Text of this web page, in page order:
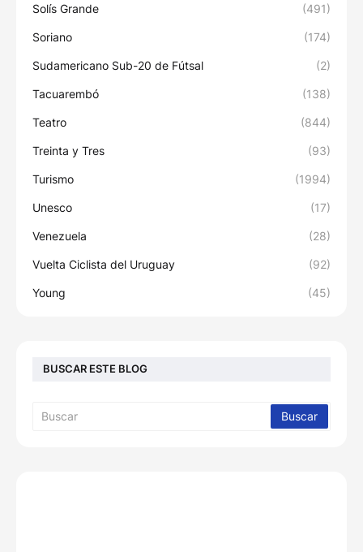
Solís Grande (491)
Soriano (174)
Sudamericano Sub-20 de Fútsal (2)
Tacuarembó (138)
Teatro (844)
Treinta y Tres (93)
Turismo (1994)
Unesco (17)
Venezuela (28)
Vuelta Ciclista del Uruguay (92)
Young (45)
BUSCAR ESTE BLOG